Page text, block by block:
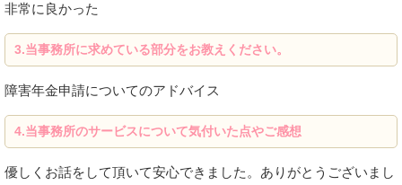
非常に良かった
3.当事務所に求めている部分をお教えください。
障害年金申請についてのアドバイス
4.当事務所のサービスについて気付いた点やご感想
優しくお話をして頂いて安心できました。ありがとうございまし